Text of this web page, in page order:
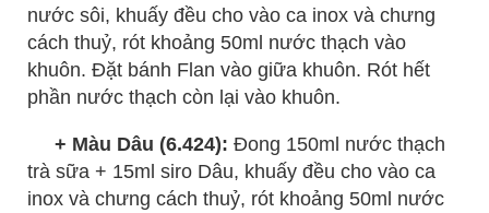
nước sôi, khuấy đều cho vào ca inox và chưng
cách thuỷ, rót khoảng 50ml nước thạch vào
khuôn. Đặt bánh Flan vào giữa khuôn. Rót hết
phần nước thạch còn lại vào khuôn.
+ Màu Dâu (6.424): Đong 150ml nước thạch
trà sữa + 15ml siro Dâu, khuấy đều cho vào ca
inox và chưng cách thuỷ, rót khoảng 50ml nước